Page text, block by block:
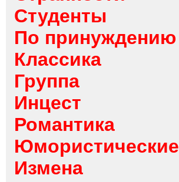
Студенты
По принуждению
Классика
Группа
Инцест
Романтика
Юмористические
Измена